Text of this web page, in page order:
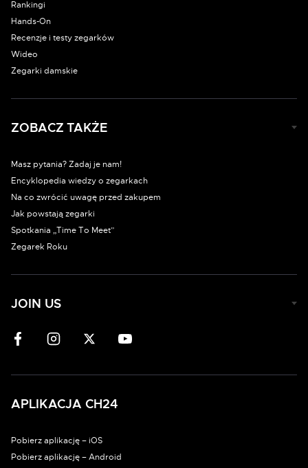
Rankingi
Hands-On
Recenzje i testy zegarków
Wideo
Zegarki damskie
ZOBACZ TAKŻE
Masz pytania? Zadaj je nam!
Encyklopedia wiedzy o zegarkach
Na co zwrócić uwagę przed zakupem
Jak powstają zegarki
Spotkania „Time To Meet”
Zegarek Roku
JOIN US
APLIKACJA CH24
Pobierz aplikację – iOS
Pobierz aplikację – Android